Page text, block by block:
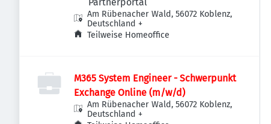
Am Rübenacher Wald, 56072 Koblenz,
Deutschland +
Teilweise Homeoffice
M365 System Engineer - Schwerpunkt
Exchange Online (m/w/d)
Am Rübenacher Wald, 56072 Koblenz,
Deutschland +